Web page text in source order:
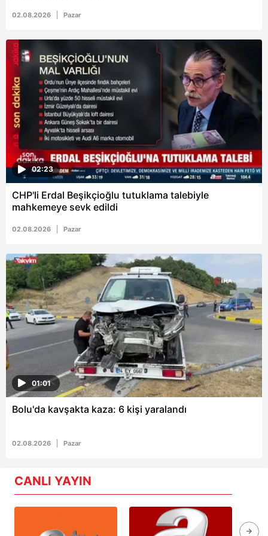
02.08.2026 Pazar
02:23
CHP'li Erdal Beşikçioğlu tutuklama talebiyle
mahkemeye sevk edildi
02.08.2026 Pazar
01:01
Bolu'da kavşakta kaza: 6 kişi yaralandı
02.08.2026 Pazar
CANLI YAYIN